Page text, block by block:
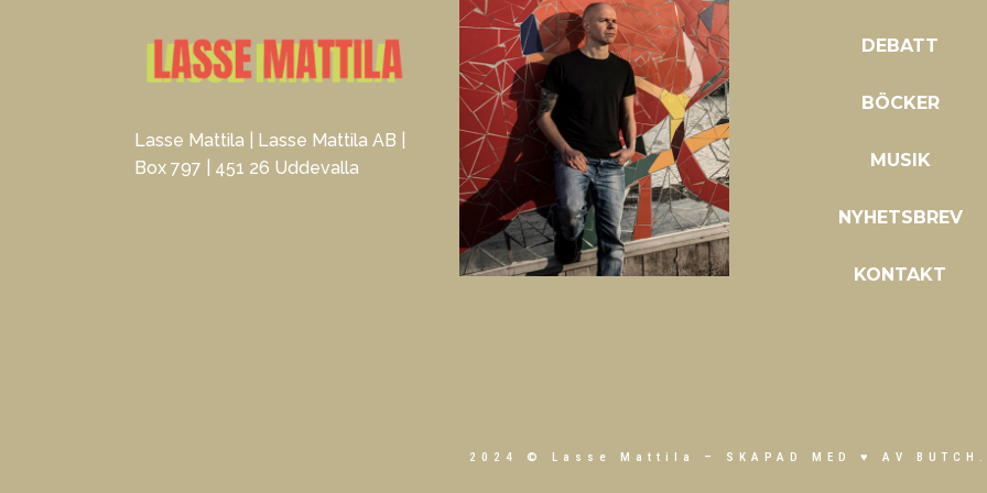
Lasse Mattila | Lasse Mattila AB |
Box 797 | 451 26 Uddevalla
DEBATT
BÖCKER
MUSIK
NYHETSBREV
KONTAKT
2024 © Lasse Mattila – SKAPAD MED ♥ AV